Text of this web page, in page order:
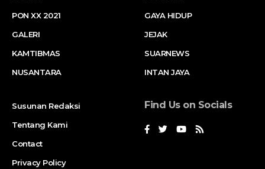
PON XX 2021
GALERI
KAMTIBMAS
NUSANTARA
GAYA HIDUP
JEJAK
SUARNEWS
INTAN JAYA
Susunan Redaksi
Tentang Kami
Contact
Privacy Policy
Find Us on Socials